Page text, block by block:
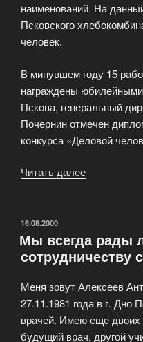
наименований. На
Псковского
человек.
В минувшем году 15
награждены
Пскова, генеральный
Почернин отмечен
конкурса «Деловой
Читать далее
ОПУБЛИКОВАНО
16.08.2000
Мы всегда рады
сотрудничеству
Меня зовут Алексеев
27.11.1981 года в г. Дно
врачей. Имею еще
будущий врач, другой